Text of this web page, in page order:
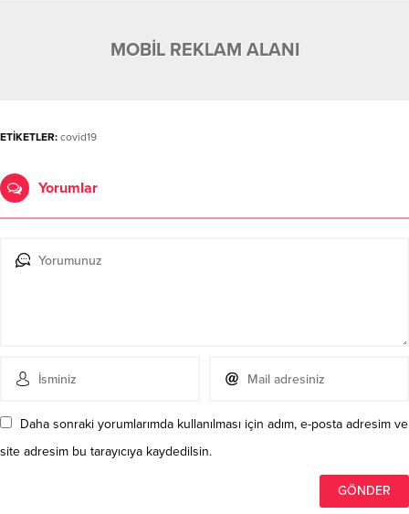
MOBİL REKLAM ALANI
ETİKETLER: covid19
Yorumlar
Daha sonraki yorumlarımda kullanılması için adım, e-posta adresim ve
site adresim bu tarayıcıya kaydedilsin.